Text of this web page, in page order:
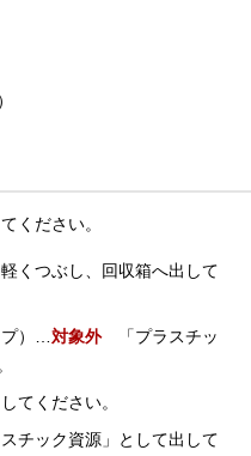
ください。
くつぶし、回収箱へ出して
プ）…対象外
「プラスチッ
てください。
スチック資源」として出して